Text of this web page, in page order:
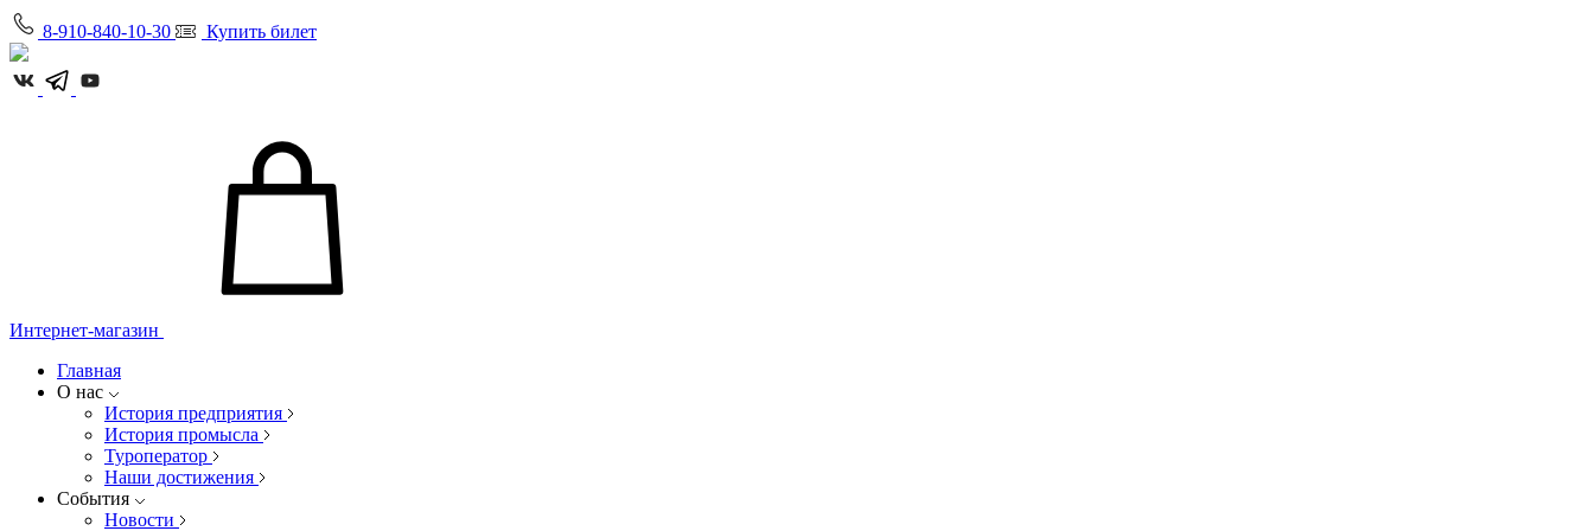
8-910-840-10-30 Купить билет
Интернет-магазин
Главная
О нас
История предприятия
История промысла
Туроператор
Наши достижения
События
Новости